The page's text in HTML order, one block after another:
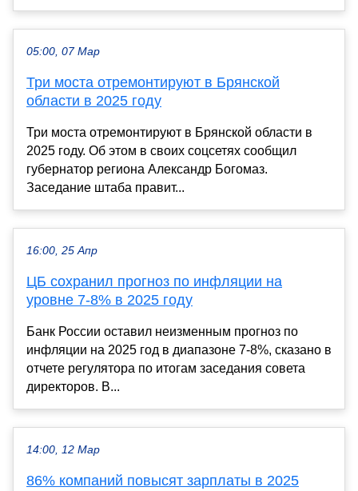
05:00, 07 Мар
Три моста отремонтируют в Брянской
области в 2025 году
Три моста отремонтируют в Брянской области в
2025 году. Об этом в своих соцсетях сообщил
губернатор региона Александр Богомаз.
Заседание штаба правит...
16:00, 25 Апр
ЦБ сохранил прогноз по инфляции на
уровне 7-8% в 2025 году
Банк России оставил неизменным прогноз по
инфляции на 2025 год в диапазоне 7-8%, сказано в
отчете регулятора по итогам заседания совета
директоров. В...
14:00, 12 Мар
86% компаний повысят зарплаты в 2025